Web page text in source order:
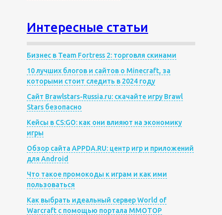
Интересные статьи
Бизнес в Team Fortress 2: торговля скинами
10 лучших блогов и сайтов о Minecraft, за
которыми стоит следить в 2024 году
Сайт Brawlstars-Russia.ru: скачайте игру Brawl
Stars безопасно
Кейсы в CS:GO: как они влияют на экономику
игры
Обзор сайта APPDA.RU: центр игр и приложений
для Android
Что такое промокоды к играм и как ими
пользоваться
Как выбрать идеальный сервер World of
Warcraft с помощью портала MMOTOP